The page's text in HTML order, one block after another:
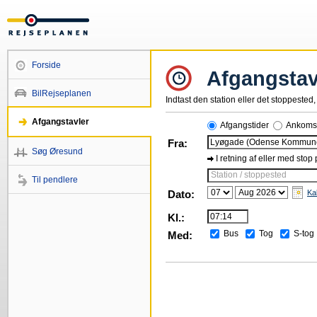
Forside
BilRejseplanen
Afgangstavler
Søg Øresund
Til pendlere
Indtast den station eller det
Afgangstider
Fra:
I retning af eller med stop
Station / stoppested
Dato:
Kl.:
Med:
Bus Tog S-tog